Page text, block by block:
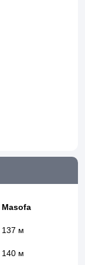
Masofa
137 м
140 м